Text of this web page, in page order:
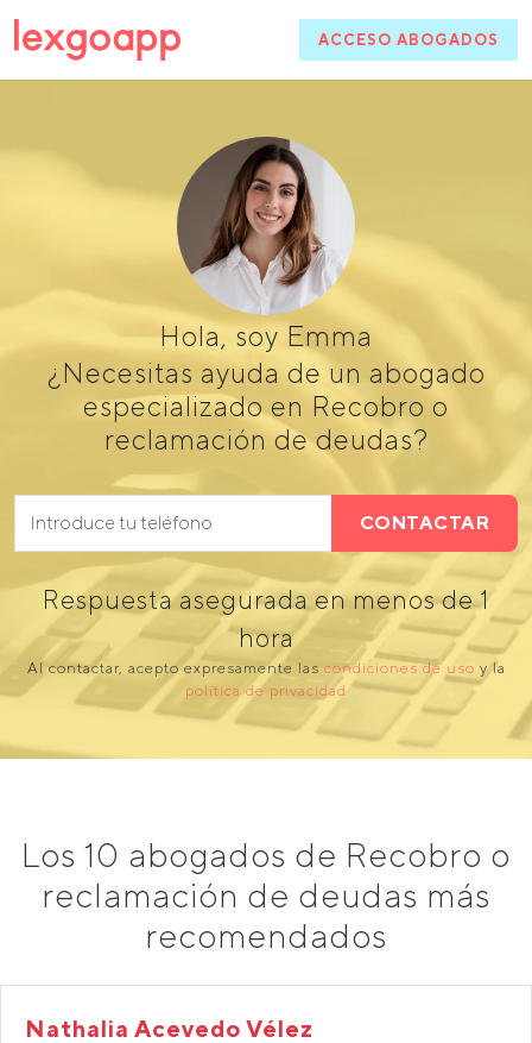
ACCESO ABOGADOS
Hola, soy Emma
¿Necesitas ayuda de un abogado
especializado en Recobro o
reclamación de deudas?
CONTACTAR
Respuesta asegurada en menos de 1
hora
Al contactar, acepto expresamente las condiciones de uso y la
política de privacidad
Los 10 abogados de Recobro o
reclamación de deudas más
recomendados
Nathalia Acevedo Vélez